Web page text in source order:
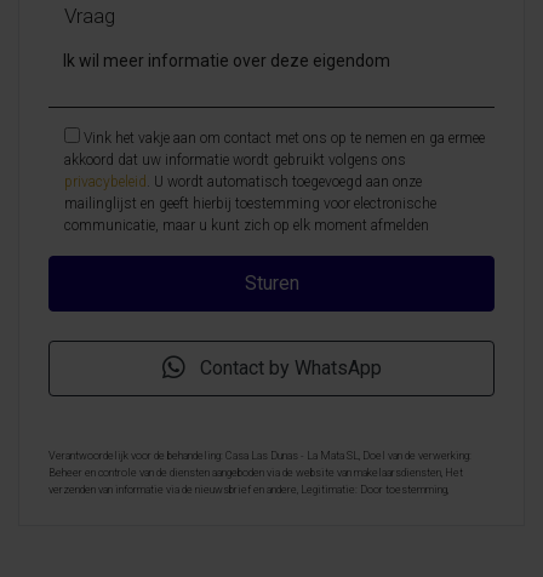
Vraag
Vink het vakje aan om contact met ons op te nemen en ga ermee
akkoord dat uw informatie wordt gebruikt volgens ons
privacybeleid . U wordt automatisch toegevoegd aan onze
mailinglijst en geeft hierbij toestemming voor electronische
communicatie, maar u kunt zich op elk moment afmelden
Contact by WhatsApp
Verantwoordelijk voor de behandeling: Casa Las Dunas - La Mata SL, Doel van de verwerking:
Beheer en controle van de diensten aangeboden via de website van makelaarsdiensten, Het
verzenden van informatie via de nieuwsbrief en andere, Legitimatie: Door toestemming,